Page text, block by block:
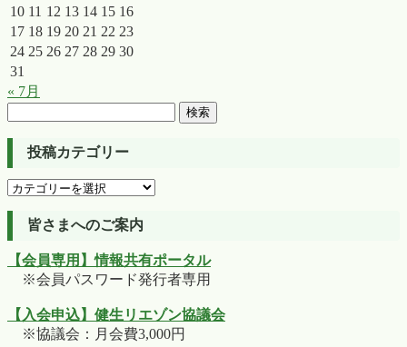
10 11 12 13 14 15 16
17 18 19 20 21 22 23
24 25 26 27 28 29 30
31
« 7月
投稿カテゴリー
投
テ
ゴ
皆さまへのご案内
【会員専用】情報共有ポータル
※会員パスワード発行者専用
【入会申込】健生リエゾン協議会
※協議会：月会費3,000円